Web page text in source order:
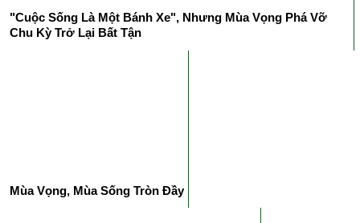
"Cuộc Sống Là Một Bánh Xe", Nhưng Mùa Vọng Phá Vỡ
Chu Kỳ Trở Lại Bất Tận
Mùa Vọng, Mùa Sống Tròn Đầy